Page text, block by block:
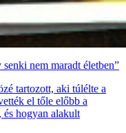
nem maradt életben”
tartozott, aki túlélte a
el tőle előbb a
és hogyan alakult